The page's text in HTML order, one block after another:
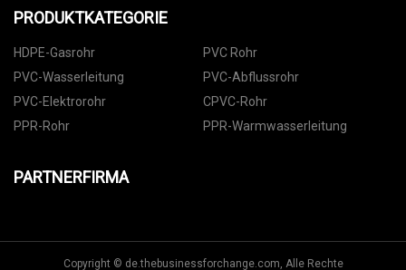
PRODUKTKATEGORIE
HDPE-Gasrohr
PVC Rohr
PVC-Wasserleitung
PVC-Abflussrohr
PVC-Elektrorohr
CPVC-Rohr
PPR-Rohr
PPR-Warmwasserleitung
PARTNERFIRMA
Copyright © de.thebusinessforchange.com, Alle Rechte